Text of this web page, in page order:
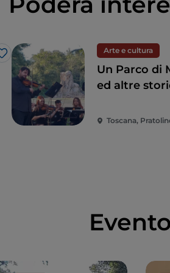
assinado por realizadoras
- As estreias do melhor cinema
do outro lado dos
da cultura, os
produção recente de filmes
encontros com artistas, autores
experiência dos aliados e das
Gosto
Arte e cultura
Un Parco di
ed altre
Toscana,